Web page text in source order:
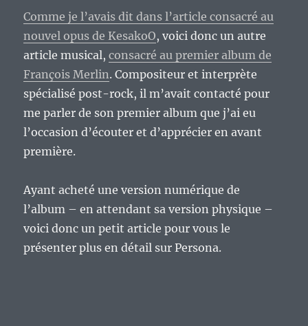
Comme je l’avais dit dans l’article consacré au
nouvel opus de KesakoO, voici donc un autre
article musical,consacré au premier album de
François Merlin. Compositeur et interprète
spécialisé post-rock, il m’avait contacté pour
me parler de son premier album que j’ai eu
l’occasion d’écouter et d’apprécier en avant
première.
Ayant acheté une version numérique de
l’album – en attendant sa version physique –
voici donc un petit article pour vous le
présenter plus en détail sur Persona.